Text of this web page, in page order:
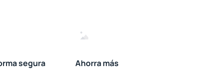
segura Ahorra más